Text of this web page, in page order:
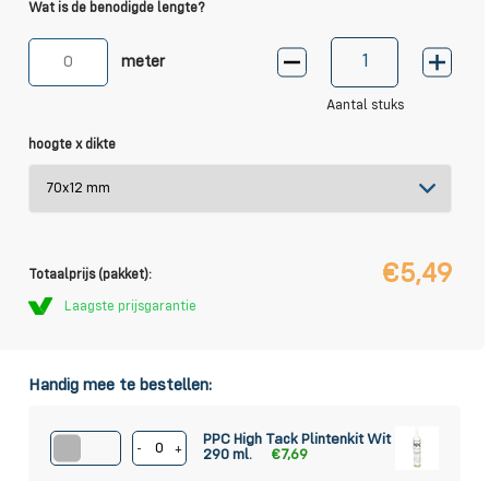
Wat is de benodigde lengte?
meter
Aantal stuks
hoogte x dikte
Totaalprijs (pakket): €5,49
Laagste prijsgarantie
Handig mee te bestellen:
- +
PPC High Tack Plintenkit Wit
290 ml.
€7,69